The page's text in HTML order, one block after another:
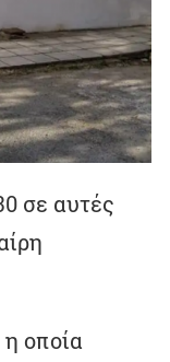
σε αυτές
οποία